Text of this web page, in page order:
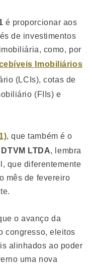
é proporcionar aos
de investimentos
como, por
Imobiliários
(LCIs), cotas de
(FIIs) e
, que também é o
LTDA, lembra
que diferentemente
mês de fevereiro
o avanço da
congresso, eleitos
alinhados ao poder
uma nova